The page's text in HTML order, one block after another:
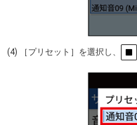
(4) ［プリセット］を選択し、